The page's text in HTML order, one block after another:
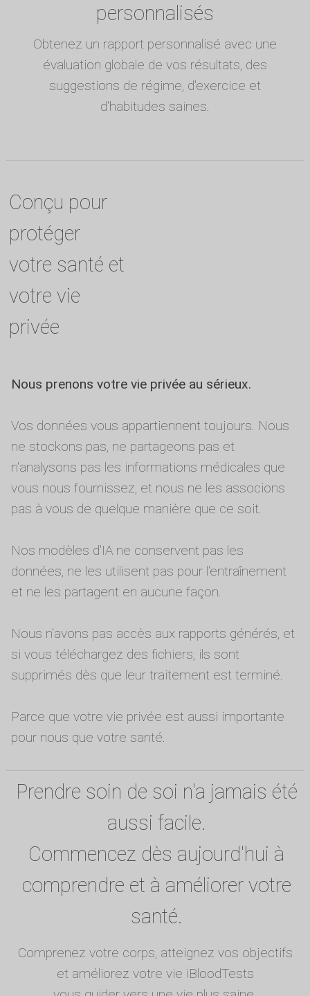
personnalisés
Obtenez un rapport personnalisé avec une
évaluation globale de vos résultats, des
suggestions de régime, d'exercice et
d'habitudes saines.
Conçu pour
protéger
votre santé et
votre vie
privée
Nous prenons votre vie privée au sérieux.
Vos données vous appartiennent toujours. Nous
ne stockons pas, ne partageons pas et
n'analysons pas les informations médicales que
vous nous fournissez, et nous ne les associons
pas à vous de quelque manière que ce soit.
Nos modèles d'IA ne conservent pas les
données, ne les utilisent pas pour l'entraînement
et ne les partagent en aucune façon.
Nous n'avons pas accès aux rapports générés, et
si vous téléchargez des fichiers, ils sont
supprimés dès que leur traitement est terminé.
Parce que votre vie privée est aussi importante
pour nous que votre santé.
Prendre soin de soi n'a jamais été
aussi facile.
Commencez dès aujourd'hui à
comprendre et à améliorer votre
santé.
Comprenez votre corps, atteignez vos objectifs
et améliorez votre vie iBloodTests